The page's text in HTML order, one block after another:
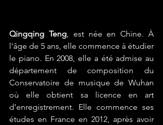
Qingqing Teng, est née en Chine. À
l'âge de 5 ans, elle commence à étudier
le piano. En 2008, elle a été admise au
département de composition du
Conservatoire de musique de Wuhan
où elle obtient sa licence en art
d’enregistrement. Elle commence ses
études en France en 2012, après avoir